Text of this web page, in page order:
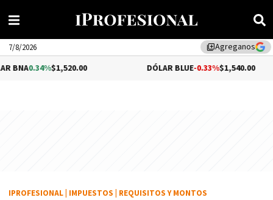
library_addAgreganos
7/8/2026
$1,520.00 -0.33%$1,540.00
IPROFESIONAL IMPUESTOS REQUISITOS Y MONTOS